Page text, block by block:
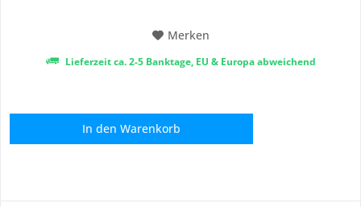
Merken
Lieferzeit ca. 2-5 Banktage, EU & Europa abweichend
In den Warenkorb